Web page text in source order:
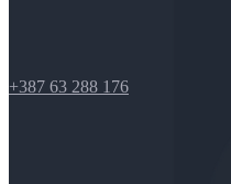
+387 63 288 176